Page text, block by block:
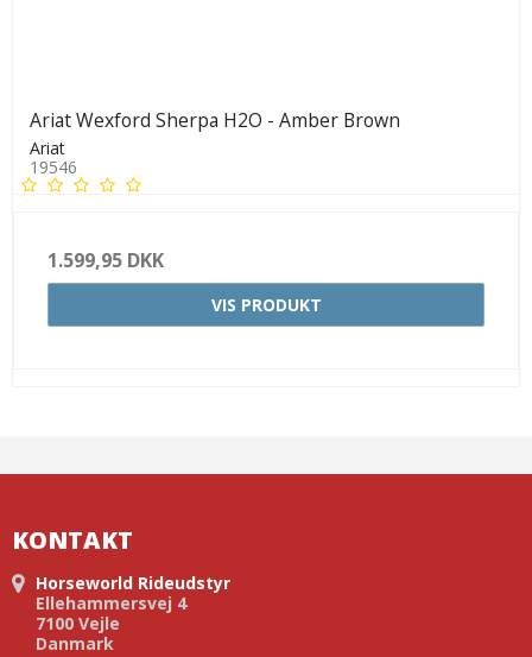
Ariat Wexford Sherpa H2O - Amber Brown
Ariat
19546
1.599,95 DKK
VIS PRODUKT
KONTAKT
Horseworld Rideudstyr
Ellehammersvej 4
7100 Vejle
Danmark